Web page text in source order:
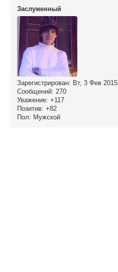
Заслуженный
Зарегистрирован: Вт, 3 Фев 2015
Сообщений: 270
Уважение: +117
Позитив: +82
Пол: Мужской